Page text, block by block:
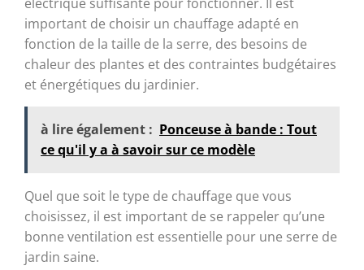
important de choisir un chauffage adapté en
fonction de la taille de la serre, des besoins de
chaleur des plantes et des contraintes budgétaires
et énergétiques du jardinier.
à lire également : Ponceuse à bande : Tout
ce qu'il y a à savoir sur ce modèle
Quel que soit le type de chauffage que vous
choisissez, il est important de se rappeler qu’une
bonne ventilation est essentielle pour une serre de
jardin saine.